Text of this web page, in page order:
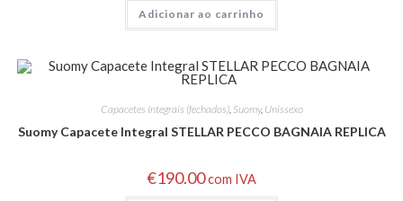
Adicionar ao carrinho
Capacetes Integrais (fechados), Suomy, Unissexo
Suomy Capacete Integral STELLAR PECCO BAGNAIA REPLICA
€190.00com IVA